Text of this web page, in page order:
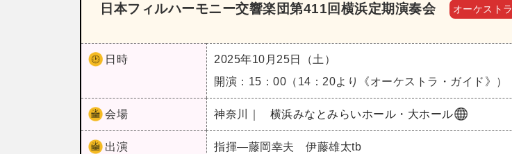
日本フィルハーモニー交響楽団第411回横浜定期演奏会 オーケストラ
日時
2025年10月25日（土）
開演：15：00（14：20より《オーケストラ・ガイド》）
会場 神奈川｜ 横浜みなとみらいホール・大ホール
出演 指揮―藤岡幸夫 伊藤雄太tb